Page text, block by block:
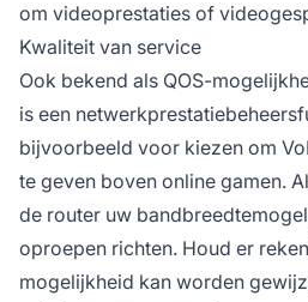
om videoprestaties of
Kwaliteit van service
Ook bekend als QOS-
is een
bijvoorbeeld voor kiezen om
te geven boven online gamen.
de router uw
oproepen richten. Houd er
mogelijkheid kan worden